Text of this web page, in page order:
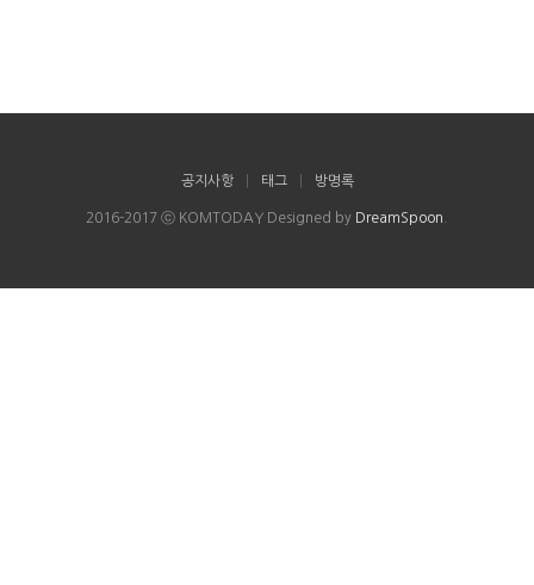
공지사항 태그 방명록
2016-2017 ⓒ KOMTODAY Designed by DreamSpoon